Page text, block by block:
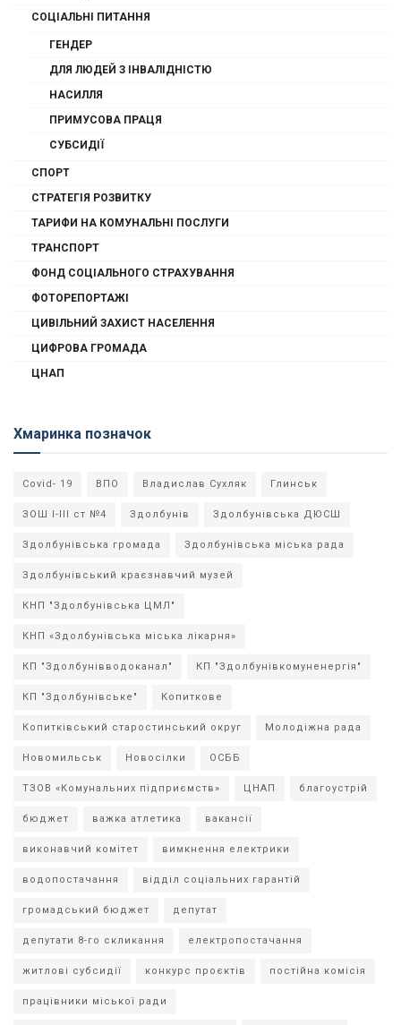
СОЦІАЛЬНІ ПИТАННЯ
ГЕНДЕР
ДЛЯ ЛЮДЕЙ З ІНВАЛІДНІСТЮ
НАСИЛЛЯ
ПРИМУСОВА ПРАЦЯ
СУБСИДІЇ
СПОРТ
СТРАТЕГІЯ РОЗВИТКУ
ТАРИФИ НА КОМУНАЛЬНІ ПОСЛУГИ
ТРАНСПОРТ
ФОНД СОЦІАЛЬНОГО СТРАХУВАННЯ
ФОТОРЕПОРТАЖІ
ЦИВІЛЬНИЙ ЗАХИСТ НАСЕЛЕННЯ
ЦИФРОВА ГРОМАДА
ЦНАП
Хмаринка позначок
Covid- 19 ВПО Владислав Сухляк Глинськ
ЗОШ І-ІІІ ст №4 Здолбунів Здолбунівська ДЮСШ
Здолбунівська громада Здолбунівська міська рада
Здолбунівський краєзнавчий музей
КНП "Здолбунівська ЦМЛ"
КНП «Здолбунівська міська лікарня»
КП "Здолбунівводоканал" КП "Здолбунівкомуненергія"
КП "Здолбунівське" Копиткове
Копитківський старостинський округ Молодіжна рада
Новомильськ Новосілки ОСББ
ТЗОВ «Комунальних підприємств» ЦНАП благоустрій
бюджет важка атлетика вакансії
виконавчий комітет вимкнення електрики
водопостачання відділ соціальних гарантій
громадський бюджет депутат
депутати 8-го скликання електропостачання
житлові субсидії конкурс проєктів постійна комісія
працівники міської ради